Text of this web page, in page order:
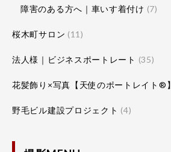
障害のある方へ｜車いす着付け (7)
桜木町サロン (11)
法人様｜ビジネスポートレート (35)
花髪飾り×写真【天使のポートレイト®】
野毛ビル建設プロジェクト (4)